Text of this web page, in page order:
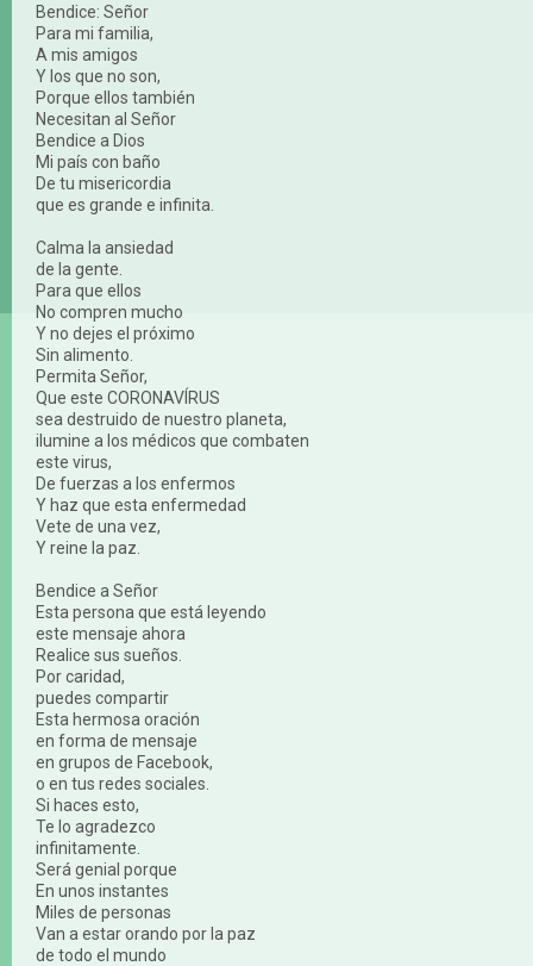
Bendice: Señor
Para mi familia,
A mis amigos
Y los que no son,
Porque ellos también
Necesitan al Señor
Bendice a Dios
Mi país con baño
De tu misericordia
que es grande e infinita.
Calma la ansiedad
de la gente.
Para que ellos
No compren mucho
Y no dejes el próximo
Sin alimento.
Permita Señor,
Que este CORONAVÍRUS
sea destruido de nuestro planeta,
ilumine a los médicos que combaten
este virus,
De fuerzas a los enfermos
Y haz que esta enfermedad
Vete de una vez,
Y reine la paz.
Bendice a Señor
Esta persona que está leyendo
este mensaje ahora
Realice sus sueños.
Por caridad,
puedes compartir
Esta hermosa oración
en forma de mensaje
en grupos de Facebook,
o en tus redes sociales.
Si haces esto,
Te lo agradezco
infinitamente.
Será genial porque
En unos instantes
Miles de personas
Van a estar orando por la paz
de todo el mundo